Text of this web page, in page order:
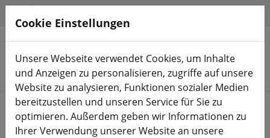
Produkte suchen
Start Equipment TBS Crossfire & TBS Tango
Cookie Einstellungen
Unsere Webseite verwendet Cookies, um Inhalte
und Anzeigen zu personalisieren, zugriffe auf unsere
Website zu analysieren, Funktionen sozialer Medien
bereitzustellen und unseren Service für Sie zu
optimieren. Außerdem geben wir Informationen zu
Ihrer Verwendung unserer Website an unsere